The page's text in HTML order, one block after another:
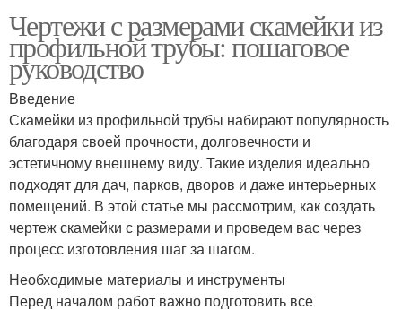
Чертежи с размерами скамейки из
профильной трубы: пошаговое
руководство
Введение
Скамейки из профильной трубы набирают популярность
благодаря своей прочности, долговечности и
эстетичному внешнему виду. Такие изделия идеально
подходят для дач, парков, дворов и даже интерьерных
помещений. В этой статье мы рассмотрим, как создать
чертеж скамейки с размерами и проведем вас через
процесс изготовления шаг за шагом.
Необходимые материалы и инструменты
Перед началом работ важно подготовить все